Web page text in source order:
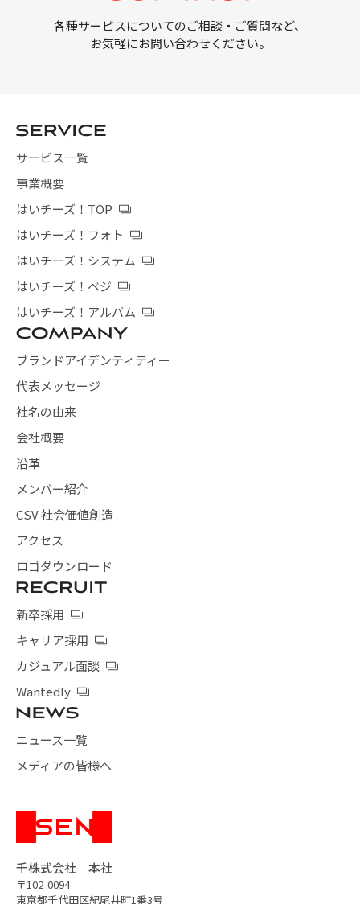
各種サービスについてのご相談・ご質問など、
お気軽にお問い合わせください。
千株式会社 本社
〒102-0094
東京都千代田区紀尾井町1番3号
サービス一覧
事業概要
はいチーズ！TOP
はいチーズ！フォト
はいチーズ！システム
はいチーズ！ベジ
はいチーズ！アルバム
ブランドアイデンティティー
代表メッセージ
社名の由来
会社概要
沿革
メンバー紹介
CSV 社会価値創造
アクセス
ロゴダウンロード
新卒採用
キャリア採用
カジュアル面談
Wantedly
ニュース一覧
メディアの皆様へ